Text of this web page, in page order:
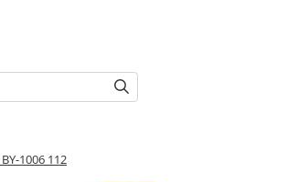
1006 112